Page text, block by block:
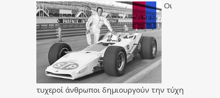
Οι
τυχεροί άνθρωποι δημιουργούν την τύχη